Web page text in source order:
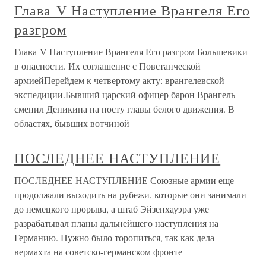
Глава V Наступление Врангеля Его
разгром
Глава V Наступление Врангеля Его разгром Большевики
в опасности. Их соглашение с Повстанческой
армиейПерейдем к четвертому акту: врангелевской
экспедиции.Бывший царский офицер барон Врангель
сменил Деникина на посту главы белого движения. В
областях, бывших вотчиной
ПОСЛЕДНЕЕ НАСТУПЛЕНИЕ
ПОСЛЕДНЕЕ НАСТУПЛЕНИЕ Союзные армии еще
продолжали выходить на рубежи, которые они занимали
до немецкого прорыва, а штаб Эйзенхауэра уже
разрабатывал планы дальнейшего наступления на
Германию. Нужно было торопиться, так как дела
вермахта на советско-германском фронте